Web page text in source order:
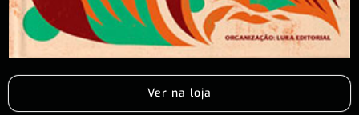
Ver na loja